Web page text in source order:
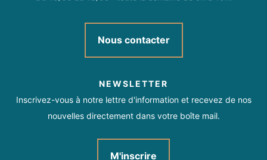
Nous contacter
NEWSLETTER
Inscrivez-vous à notre lettre d'information et recevez de nos
nouvelles directement dans votre boîte mail.
M'inscrire